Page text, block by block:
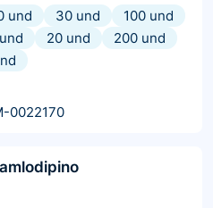
und 30 und
100 und
20 und
200 und
0022170